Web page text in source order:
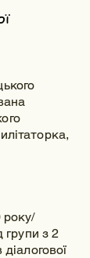
року/
групи з 2